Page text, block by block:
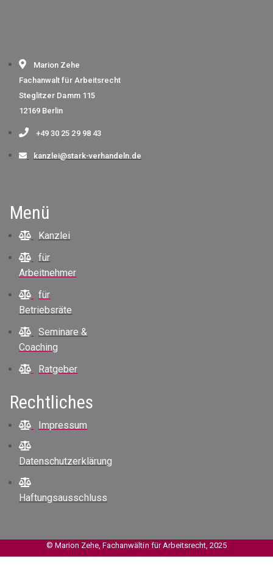
Marion Zehe
Fachanwalt für Arbeitsrecht
Steglitzer Damm 115
12169 Berlin
+49 30 25 29 98 43
kanzlei@stark-verhandeln.de
Menü
Kanzlei
für
Arbeitnehmer
für
Betriebsräte
Seminare &
Coaching
Ratgeber
Rechtliches
Impressum
Datenschutzerklärung
Haftungsausschluss
© Marion Zehe, Fachanwältin für Arbeitsrecht, 2025